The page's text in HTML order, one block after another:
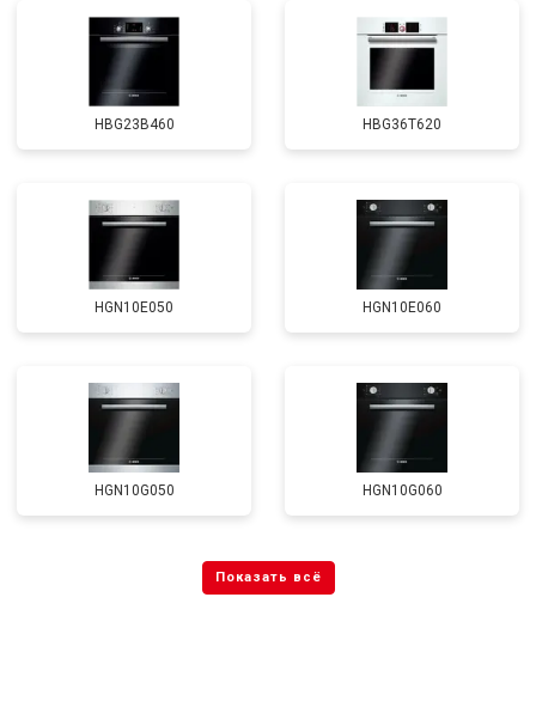
HBG23B460 HBG36T620
HGN10E050 HGN10E060
HGN10G050 HGN10G060